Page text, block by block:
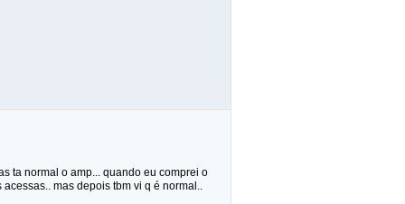
ta normal o amp... quando eu comprei o
mas depois tbm vi q é normal..